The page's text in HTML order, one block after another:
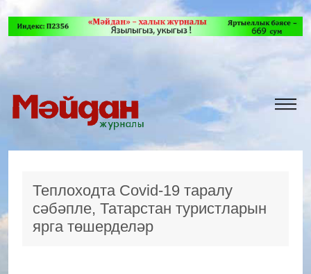
Теплоходта Covid-19 таралу
сәбәпле, Татарстан туристларын
ярга төшерделәр